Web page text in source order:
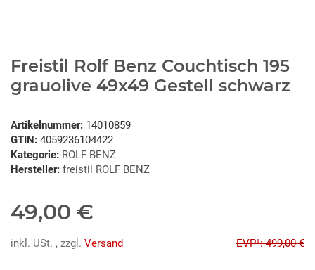
Freistil Rolf Benz Couchtisch 195
grauolive 49x49 Gestell schwarz
Artikelnummer: 14010859
GTIN: 4059236104422
Kategorie: ROLF BENZ
Hersteller: freistil ROLF BENZ
49,00 €
inkl. USt. , zzgl. Versand EVP¹: 499,00 €